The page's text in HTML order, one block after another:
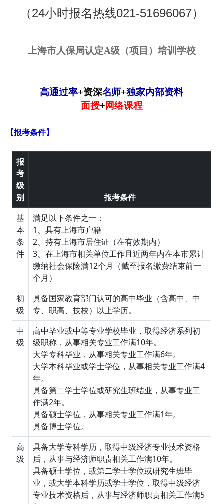
（24小时报名热线021-51696067）
上海市人保局认定A级（项目）培训学校
高通过率+资深名师+独家内部资料
面授+网络课程
【报考条件】
报
考
级
别
报考条件
基
本
条
件
满足以下条件之一：
1、具有上海市户籍
2、持有上海市居住证（在有效期内）
3、在上海市相关单位工作且近两年内在本市累计
缴纳社会保险满12个月（截至报名缴费结束前一
个月）
初
级
具备国家教育部门认可的高中毕业（含高中、中
专、职高、技校）以上学历。
中
级
高中毕业或中等专业学校毕业，取得经济系列初
级职称，从事相关专业工作满10年。
大学专科毕业，从事相关专业工作满6年。
大学本科毕业或学士学位，从事相关专业工作满4
年。
具备第二学士学位或研究生班结业，从事专业工
作满2年。
具备硕士学位，从事相关专业工作满1年。
具备博士学位。
高
级
具备大学专科学历，取得中级经济专业技术资格
后，从事与经济师职责相关工作满10年。
具备硕士学位，或第二学士学位或研究生班毕
业，或大学本科学历或学士学位，取得中级经济
专业技术资格后，从事与经济师职责相关工作满5